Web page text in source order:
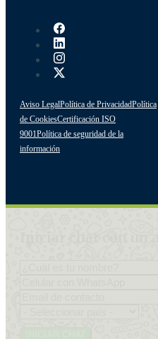
Aviso LegalPolítica de PrivacidadPolítica
de CookiesCertificación ISO
9001Política de seguridad de la
información